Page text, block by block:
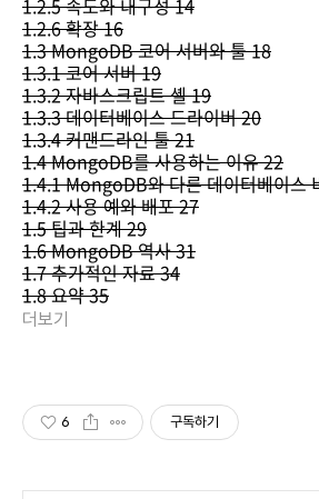
1.2.5 속도와 내구성 14
1.2.6 확장 16
1.3 MongoDB 코어 서버와 툴 18
1.3.1 코어 서버 19
1.3.2 자바스크립트 셸 19
1.3.3 데이터베이스 드라이버 20
1.3.4 커맨드라인 툴 21
1.4 MongoDB를 사용하는 이유 22
1.4.1 MongoDB와 다른 데이터베이스
1.4.2 사용 예와 배포 27
1.5 팁과 한계 29
1.6 MongoDB 역사 31
1.7 추가적인 자료 34
1.8 요약 35
더보기
6 구독하기